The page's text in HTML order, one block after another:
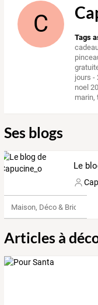
C Tags
jours -
noel
marin,
Ses blogs
Le
Maison, Déco & Bricolage
Articles à